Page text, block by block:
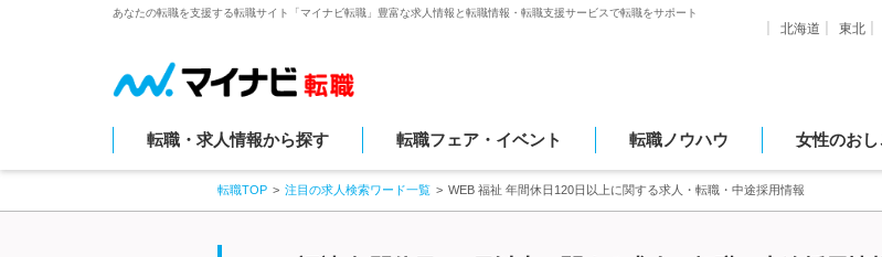
あなたの転職を支援する転職サイト「マイナビ転職」豊富な求人情報と転職情報・転職支援サービスで転職をサポート
北海道 東北
転職・求人情報から探す 転職フェア・イベント 転職ノウハウ 女性のおし
転職TOP 注目の求人検索ワード一覧 WEB 福祉 年間休日120日以上に関する求人・転職・中途採用情報